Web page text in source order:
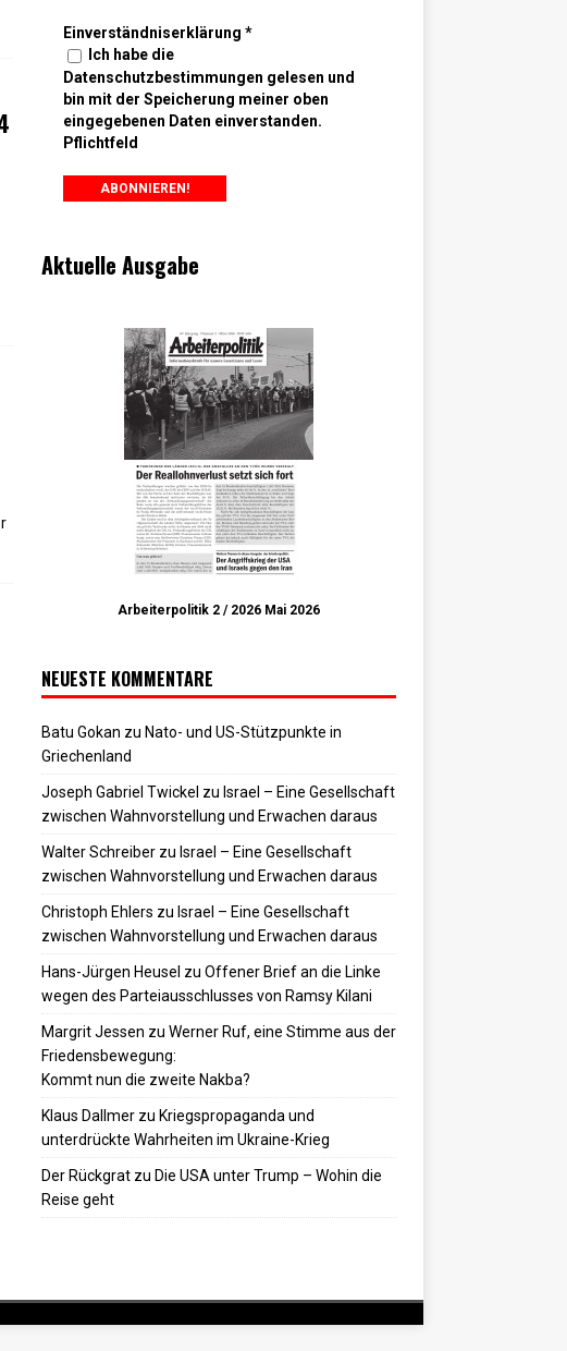
Einverständniserklärung *
Ich habe die
Datenschutzbestimmungen gelesen und
bin mit der Speicherung meiner oben
eingegebenen Daten einverstanden.
Pflichtfeld
Aktuelle Ausgabe
Arbeiterpolitik 2 / 2026 Mai 2026
NEUESTE KOMMENTARE
Batu Gokan zu Nato- und US-Stützpunkte in
Griechenland
Joseph Gabriel Twickel zu Israel – Eine Gesellschaft
zwischen Wahnvorstellung und Erwachen daraus
Walter Schreiberzu Israel – Eine Gesellschaft
zwischen Wahnvorstellung und Erwachen daraus
Christoph Ehlers zu Israel – Eine Gesellschaft
zwischen Wahnvorstellung und Erwachen daraus
Hans-Jürgen Heusel zu Offener Brief an die Linke
wegen des Parteiausschlusses von Ramsy Kilani
Margrit Jessen zu Werner Ruf, eine Stimme aus der
Friedensbewegung:
Kommt nun die zweite Nakba?
Klaus Dallmerzu Kriegspropaganda und
unterdrückte Wahrheiten im Ukraine-Krieg
Der Rückgratzu Die USA unter Trump – Wohin die
Reise geht